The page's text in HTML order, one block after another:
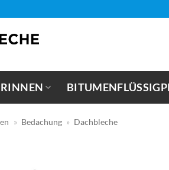
» Bedachung » Dachbleche